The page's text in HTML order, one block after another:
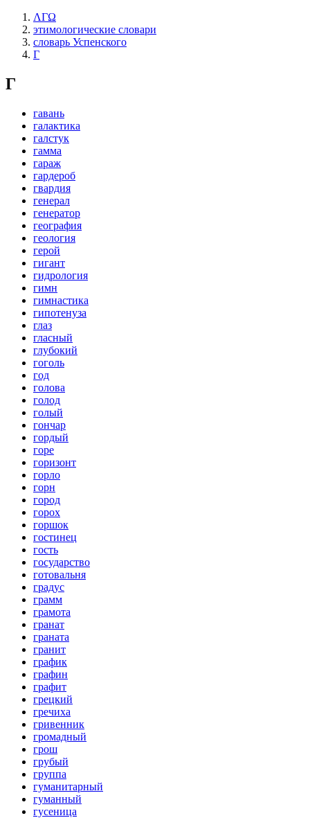
ΛΓΩ
этимологические словари
словарь Успенского
Г
Г
гавань
галактика
галстук
гамма
гараж
гардероб
гвардия
генерал
генератор
география
геология
герой
гигант
гидрология
гимн
гимнастика
гипотенуза
глаз
гласный
глубокий
гоголь
год
голова
голод
голый
гончар
гордый
горе
горизонт
горло
горн
город
горох
горшок
гостинец
гость
государство
готовальня
градус
грамм
грамота
гранат
граната
гранит
график
графин
графит
грецкий
гречиха
гривенник
громадный
грош
грубый
группа
гуманитарный
гуманный
гусеница